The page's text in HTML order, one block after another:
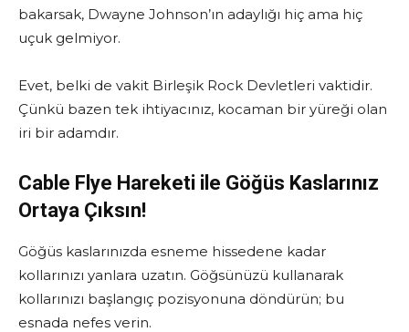
bakarsak, Dwayne Johnson’ın adaylığı hiç ama hiç
uçuk gelmiyor.
Evet, belki de vakit Birleşik Rock Devletleri vaktidir.
Çünkü bazen tek ihtiyacınız, kocaman bir yüreği olan
iri bir adamdır.
Cable Flye Hareketi ile Göğüs Kaslarınız
Ortaya Çıksın!
Göğüs kaslarınızda esneme hissedene kadar
kollarınızı yanlara uzatın. Göğsünüzü kullanarak
kollarınızı başlangıç pozisyonuna döndürün; bu
esnada nefes verin.